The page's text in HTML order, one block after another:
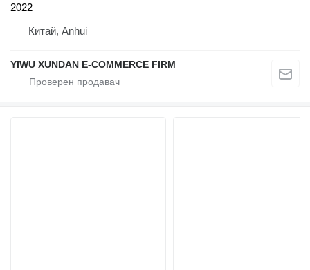
2022
Китай, Anhui
YIWU XUNDAN E-COMMERCE FIRM